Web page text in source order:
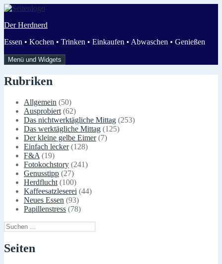
Zum
springen
Der Herdnerd
Essen • Kochen • Trinken • Einkaufen • Abwaschen • Genießen
Menü und Widgets
Rubriken
Allgemein (50)
Ausprobiert (62)
Das nichtwerktägliche Mittag (253)
Das werktägliche Mittag (125)
Der kleine gelbe Eimer(7)
Einfach lecker(128)
F&A (19)
Fotokochstory (241)
Genusstipp (27)
Herdflucht (100)
Kaffeesatzleserei (44)
Neues Essen (93)
Papillenstress (78)
Suchen
nach:
Seiten